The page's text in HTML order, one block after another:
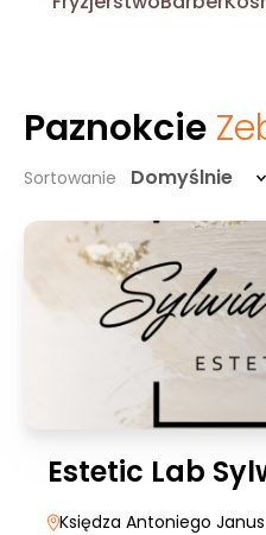
Paznokcie
Sortowanie Domyślnie
Estetic Lab
Księdza Antoniego